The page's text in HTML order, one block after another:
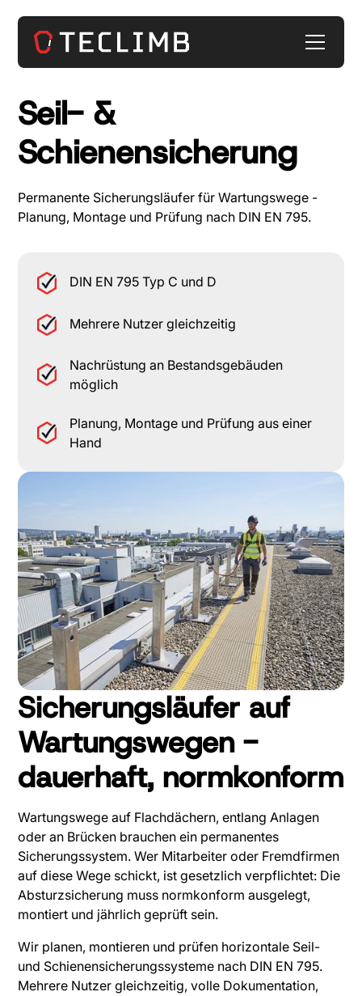
Seil- &
Schienensicherung
Permanente Sicherungsläufer für Wartungswege -
Planung, Montage und Prüfung nach DIN EN 795.
DIN EN 795 Typ C und D
Mehrere Nutzer gleichzeitig
Nachrüstung an Bestandsgebäuden
möglich
Planung, Montage und Prüfung aus einer
Hand
Sicherungsläufer auf
Wartungswegen -
dauerhaft, normkonform
Wartungswege auf Flachdächern, entlang Anlagen
oder an Brücken brauchen ein permanentes
Sicherungssystem. Wer Mitarbeiter oder Fremdfirmen
auf diese Wege schickt, ist gesetzlich verpflichtet: Die
Absturzsicherung muss normkonform ausgelegt,
montiert und jährlich geprüft sein.
Wir planen, montieren und prüfen horizontale Seil-
und Schienensicherungssysteme nach DIN EN 795.
Mehrere Nutzer gleichzeitig, volle Dokumentation,